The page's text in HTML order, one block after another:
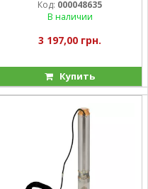
Код: 000048635
В наличии
3 197,00 грн.
Купить